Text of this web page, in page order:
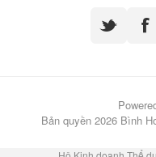
Bản quyền 2026 Bình